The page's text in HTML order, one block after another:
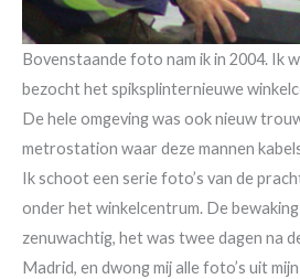
Bovenstaande foto nam ik in 2004. Ik
bezocht het spiksplinternieuwe
De hele omgeving was ook nieuw
metrostation waar deze mannen
Ik schoot een serie foto’s van de
onder het winkelcentrum. De
zenuwachtig, het was twee dagen na
Madrid, en dwong mij alle foto’s uit